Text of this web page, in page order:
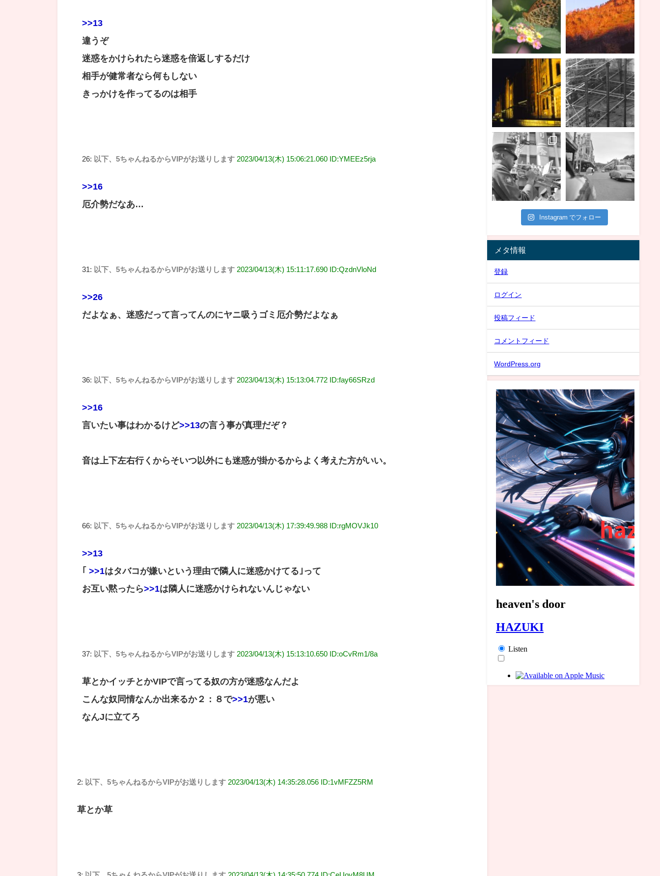
>>13
違うぞ
迷惑をかけられたら迷惑を倍返しするだけ
相手が健常者なら何もしない
きっかけを作ってるのは相手
26: 以下、5ちゃんねるからVIPがお送りします 2023/04/13(木) 15:06:21.060 ID:YMEEz5rja
>>16
厄介勢だなあ…
31: 以下、5ちゃんねるからVIPがお送りします 2023/04/13(木) 15:11:17.690 ID:QzdnVloNd
>>26
だよなぁ、迷惑だって言ってんのにヤニ吸うゴミ厄介勢だよなぁ
36: 以下、5ちゃんねるからVIPがお送りします 2023/04/13(木) 15:13:04.772 ID:fay66SRzd
>>16
言いたい事はわかるけど>>13の言う事が真理だぞ？
音は上下左右行くからそいつ以外にも迷惑が掛かるからよく考えた方がいい。
66: 以下、5ちゃんねるからVIPがお送りします 2023/04/13(木) 17:39:49.988 ID:rgMOVJk10
>>13
｢ >>1はタバコが嫌いという理由で隣人に迷惑かけてる｣って
お互い黙ったら>>1は隣人に迷惑かけられないんじゃない
37: 以下、5ちゃんねるからVIPがお送りします 2023/04/13(木) 15:13:10.650 ID:oCvRm1/8a
草とかイッチとかVIPで言ってる奴の方が迷惑なんだよ
こんな奴同情なんか出来るか２：８で>>1が悪い
なんJに立てろ
2: 以下、5ちゃんねるからVIPがお送りします 2023/04/13(木) 14:35:28.056 ID:1vMFZZ5RM
草とか草
Instagram でフォロー
メタ情報
登録
ログイン
投稿フィード
コメントフィード
WordPress.org